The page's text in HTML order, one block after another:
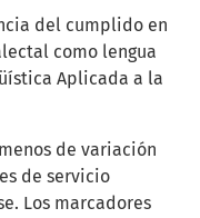
del cumplido en
como lengua
Aplicada a la
de variación
de servicio
Los marcadores